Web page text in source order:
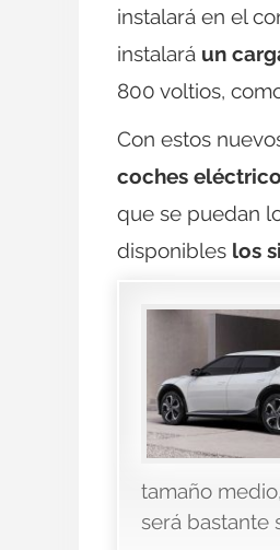
instalará en el
instalará un
800 voltios,
Con estos
coches
que se puedan
disponibles los
tamaño
será bastante